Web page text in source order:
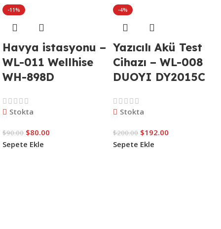
-11%
Havya istasyonu –
WL-011 Wellhise
WH-898D
Stokta
$90.00 $80.00
Sepete Ekle
-4%
Yazıcılı Akü Test
Cihazı – WL-008
DUOYI DY2015C
Stokta
$200.00 $192.00
Sepete Ekle